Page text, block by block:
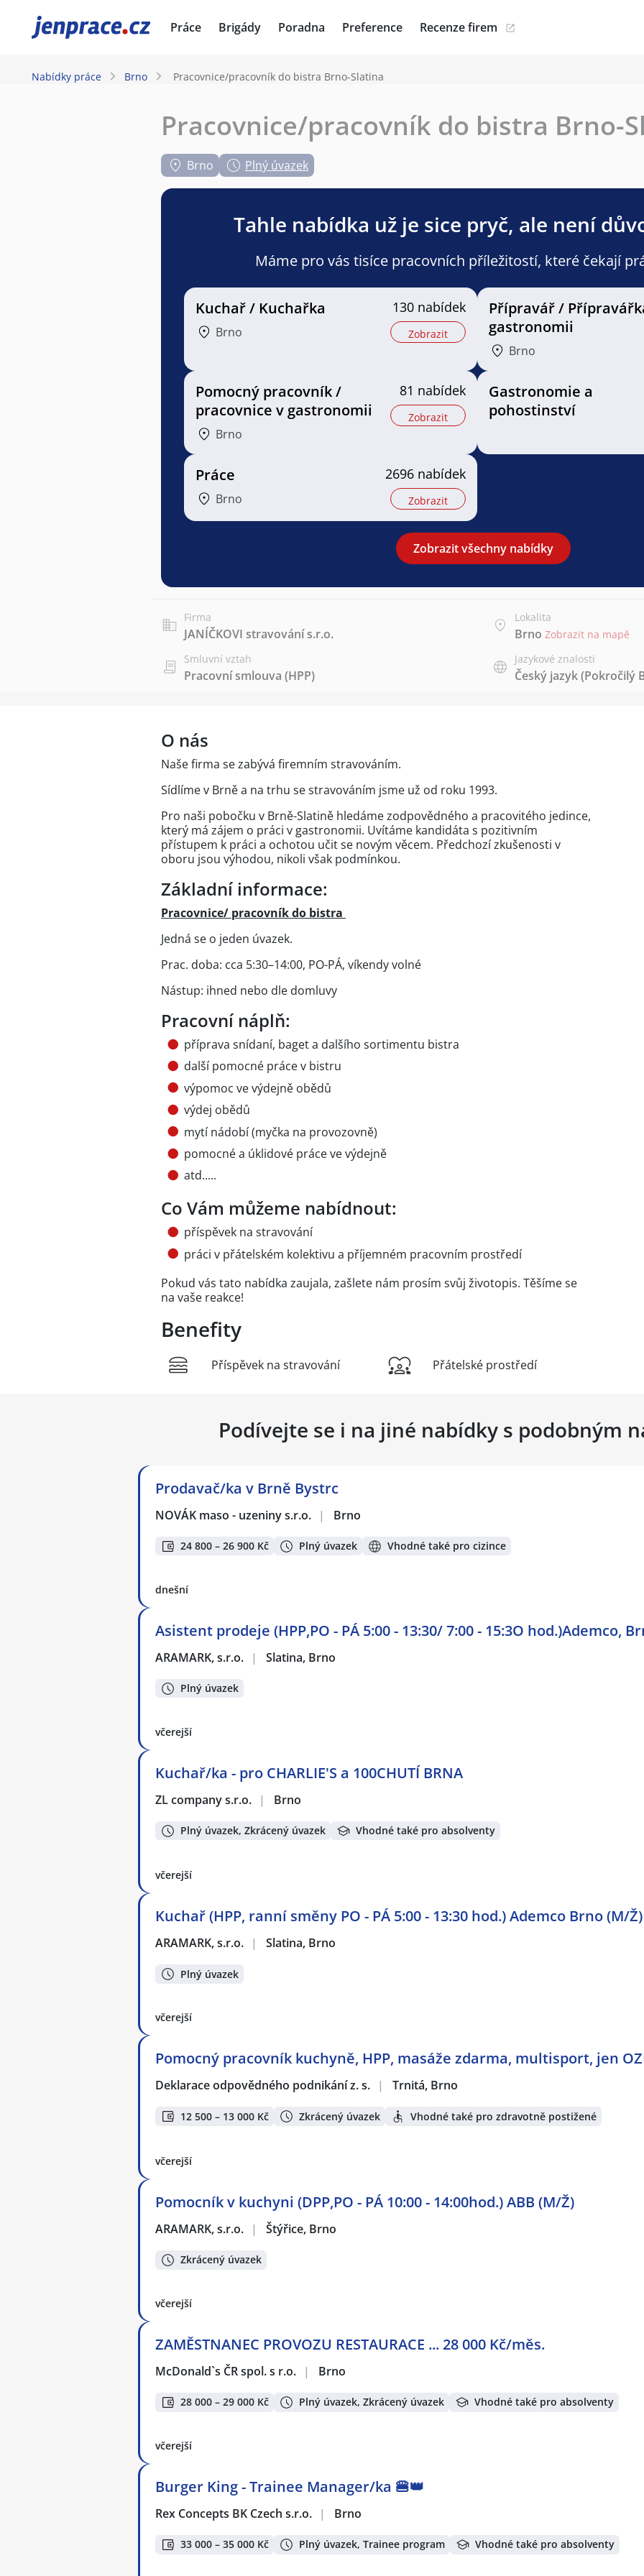
JenPráce.cz Práce Brigády Poradna Preference Recenze firem
Nabídky práce Brno Pracovnice/pracovník do bistra Brno-Slatina
Pracovnice/pracovník do bistra Brno-
Brno Plný úvazek
Tahle nabídka už je sice pryč, ale není
Máme pro vás tisíce pracovních příležitostí, které čekají
Kuchař / Kuchařka
Brno
130 nabídek
Zobrazit
Přípravář /
gastronomii
Brno
Pomocný pracovník /
pracovnice v gastronomii
Brno
81 nabídek
Zobrazit
Gastronomie a
pohostinství
Práce
Brno
2696 nabídek
Zobrazit
Zobrazit všechny nabídky
Firma
JANÍČKOVI stravování s.r.o.
Lokalita
Brno Zobrazit na mapě
Smluvní vztah
Pracovní smlouva (HPP)
Jazykové znalosti
Český jazyk(Pokročilý
O nás
Naše firma se zabývá firemním stravováním.
Sídlíme v Brně a na trhu se stravováním jsme už od roku 1993.
Pro naši pobočku v Brně-Slatině hledáme zodpovědného a pracovitého jedince,
který má zájem o práci v gastronomii. Uvítáme kandidáta s pozitivním
přístupem k práci a ochotou učit se novým věcem. Předchozí zkušenosti v
oboru jsou výhodou, nikoli však podmínkou.
Základní informace:
Pracovnice/ pracovník do bistra
Jedná se o jeden úvazek.
Prac. doba: cca 5:30–14:00, PO-PÁ, víkendy volné
Nástup: ihned nebo dle domluvy
Pracovní náplň:
příprava snídaní, baget a dalšího sortimentu bistra
další pomocné práce v bistru
výpomoc ve výdejně obědů
výdej obědů
mytí nádobí (myčka na provozovně)
pomocné a úklidové práce ve výdejně
atd.....
Co Vám můžeme nabídnout:
příspěvek na stravování
práci v přátelském kolektivu a příjemném pracovním prostředí
Pokud vás tato nabídka zaujala, zašlete nám prosím svůj životopis. Těšíme se
na vaše reakce!
Benefity
Příspěvek na stravování Přátelské prostředí
Podívejte se i na jiné nabídky s podobným
Prodavač/ka v Brně Bystrc
NOVÁK maso - uzeniny s.r.o. | Brno
24 800 – 26 900 Kč Plný úvazek Vhodné také pro cizince
dnešní
Asistent prodeje (HPP,PO - PÁ 5:00 - 13:30/ 7:00 - 15:3O hod.)Ademco,
ARAMARK, s.r.o. | Slatina, Brno
Plný úvazek
včerejší
Kuchař/ka - pro CHARLIE'S a 100CHUTÍ BRNA
ZL company s.r.o. | Brno
Plný úvazek, Zkrácený úvazek Vhodné také pro absolventy
včerejší
Kuchař (HPP, ranní směny PO - PÁ 5:00 - 13:30 hod.) Ademco Brno (M/Ž)
ARAMARK, s.r.o. | Slatina, Brno
Plný úvazek
včerejší
Pomocný pracovník kuchyně, HPP, masáže zdarma, multisport, jen
Deklarace odpovědného podnikání z. s. | Trnitá, Brno
12 500 – 13 000 Kč Zkrácený úvazek Vhodné také pro zdravotně postižené
včerejší
Pomocník v kuchyni (DPP,PO - PÁ 10:00 - 14:00hod.) ABB (M/Ž)
ARAMARK, s.r.o. | Štýřice, Brno
Zkrácený úvazek
včerejší
ZAMĚSTNANEC PROVOZU RESTAURACE ... 28 000 Kč/měs.
McDonald`s ČR spol. s r.o. | Brno
28 000 – 29 000 Kč Plný úvazek, Zkrácený úvazek Vhodné také pro absolventy
včerejší
Burger King - Trainee Manager/ka 🍔👑
Rex Concepts BK Czech s.r.o. | Brno
33 000 – 35 000 Kč Plný úvazek, Trainee program Vhodné také pro absolventy